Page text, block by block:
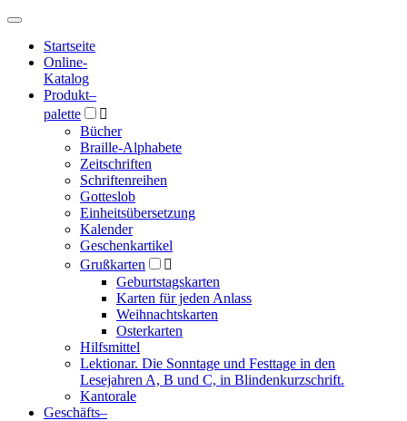
Hauptmenü
Hauptmenü
Startseite
Online-
Katalog
Produkt–
palette

Bücher
Braille-Alphabete
Zeitschriften
Schriftenreihen
Gotteslob
Einheitsübersetzung
Kalender
Geschenkartikel
Grußkarten

Geburtstagskarten
Karten für jeden Anlass
Weihnachtskarten
Osterkarten
Hilfsmittel
Lektionar. Die Sonntage und Festtage in den
Lesejahren A, B und C, in Blindenkurzschrift.
Kantorale
Geschäfts­–